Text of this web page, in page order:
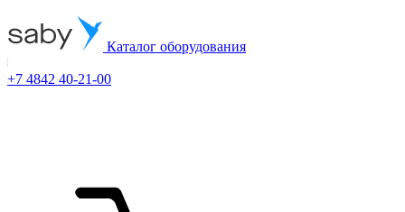
Каталог оборудования
+7 4842 40-21-00